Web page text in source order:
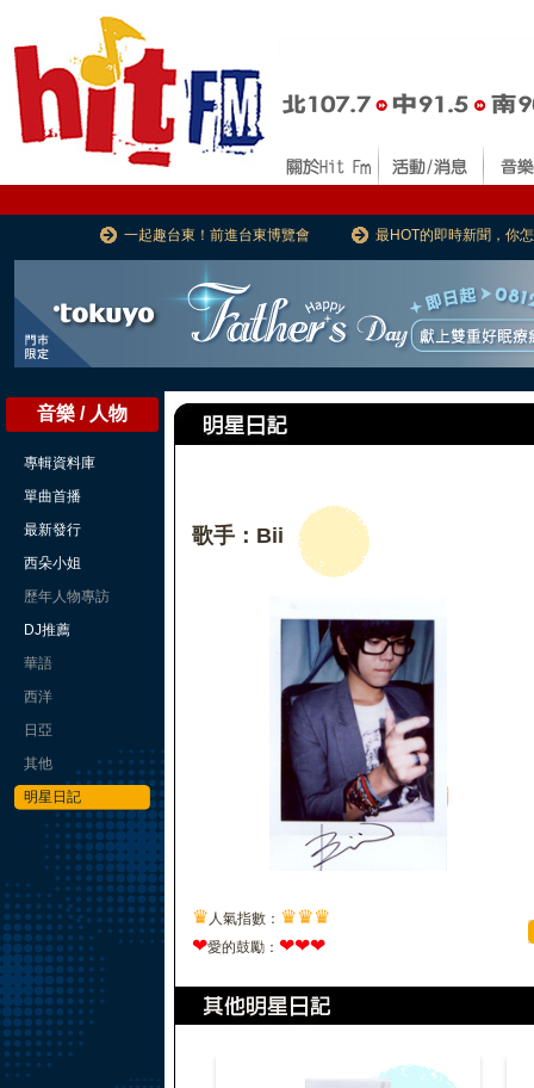
一起趣台東！前進台東博覽會 最HOT的即時新聞，你
音樂 / 人物
專輯資料庫
單曲首播
最新發行
西朵小姐
歷年人物專訪
DJ推薦
華語
西洋
日亞
其他
明星日記
歌手：Bii
♛ 人氣指數： ♛♛♛
❤愛的鼓勵： ❤❤❤